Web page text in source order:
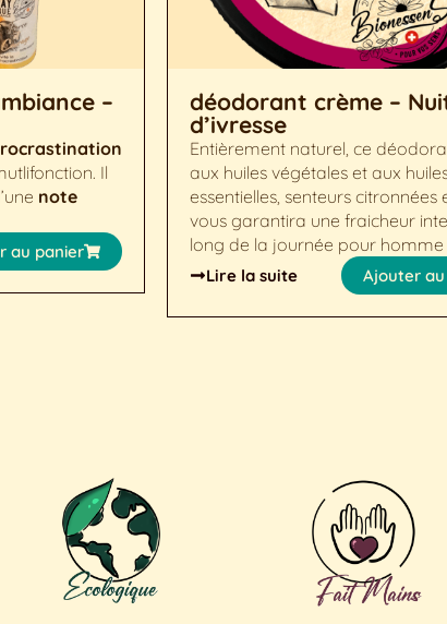
–
Il
note
au panier
déodorant crème –
d’ivresse
Entièrement naturel, ce
aux huiles végétales et aux
essentielles, senteurs citronnées
vous garantira une fraicheur
long de la journée pour homme
Lire la suite Ajouter